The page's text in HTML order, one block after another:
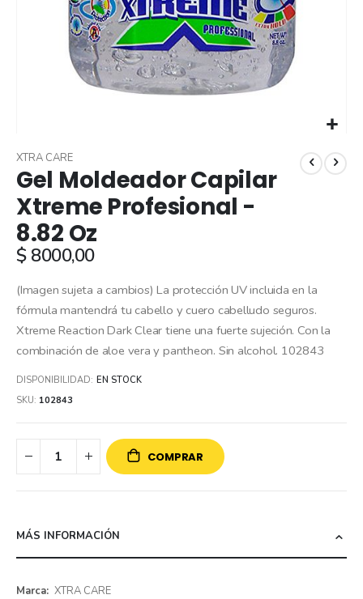
to
the
beginning
of
the
images
gallery
Gel Moldeador Capilar
Xtreme Profesional -
8.82 Oz
XTRA CARE
$ 8000,00
(Imagen sujeta a cambios) La protección UV incluida en la
fórmula mantendrá tu cabello y cuero cabelludo seguros.
Xtreme Reaction Dark Clear tiene una fuerte sujeción. Con la
combinación de aloe vera y pantheon. Sin alcohol. 102843
DISPONIBILIDAD: EN STOCK
SKU 102843
COMPRAR
MÁS INFORMACIÓN
Más
XTRA CARE